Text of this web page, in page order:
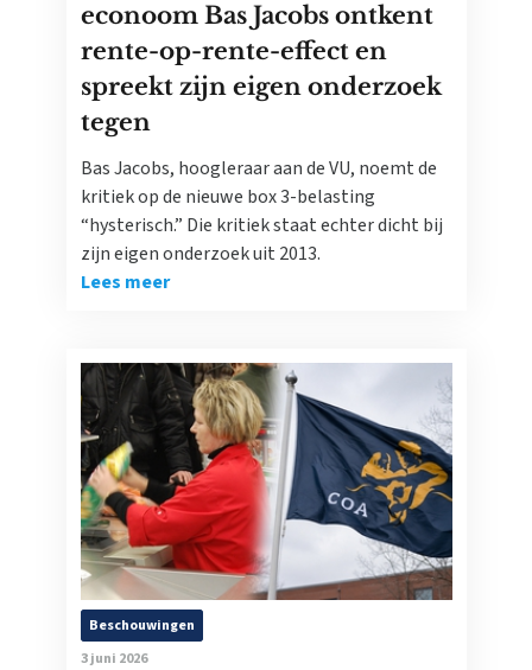
econoom Bas Jacobs ontkent
rente-op-rente-effect en
spreekt zijn eigen onderzoek
tegen
Bas Jacobs, hoogleraar aan de VU, noemt de
kritiek op de nieuwe box 3-belasting
“hysterisch.” Die kritiek staat echter dicht bij
zijn eigen onderzoek uit 2013.
Lees meer
Beschouwingen
3 juni 2026